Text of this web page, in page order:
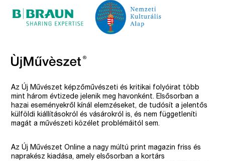
Az Új Művészet képzőművészeti és kritikai folyóirat több
mint három évtizede jelenik meg havonként. Elsősorban a
hazai eseményekről kínál elemzéseket, de tudósít a jelentős
külföldi kiállításokról és vásárokról is, és nem függetleníti
magát a művészeti közélet problémáitól sem.
Az Új Művészet Online a nagy múltú print magazin friss és
naprakész kiadása, amely elsősorban a kortárs